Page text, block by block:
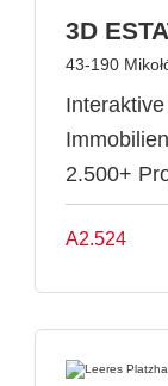
3D
43-190
2.500+
A2.524